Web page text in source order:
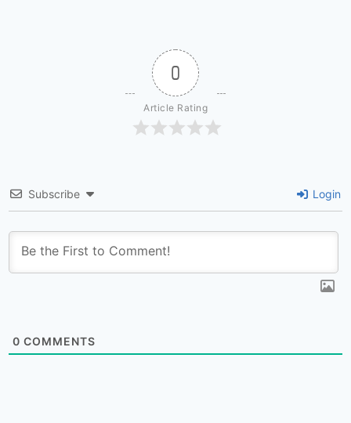
0
Article Rating
Subscribe Login
0 COMMENTS